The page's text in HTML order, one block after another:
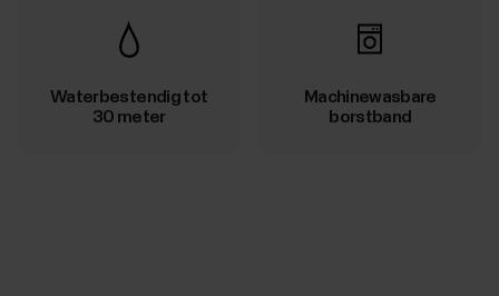
Waterbestendig tot
30 meter
Machinewasbare
borstband